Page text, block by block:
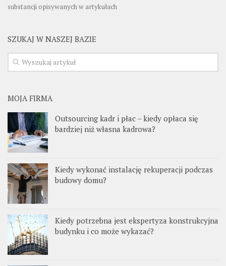
substancji opisywanych w artykułach
SZUKAJ W NASZEJ BAZIE
MOJA FIRMA
Outsourcing kadr i płac – kiedy opłaca się
bardziej niż własna kadrowa?
Kiedy wykonać instalację rekuperacji podczas
budowy domu?
Kiedy potrzebna jest ekspertyza konstrukcyjna
budynku i co może wykazać?